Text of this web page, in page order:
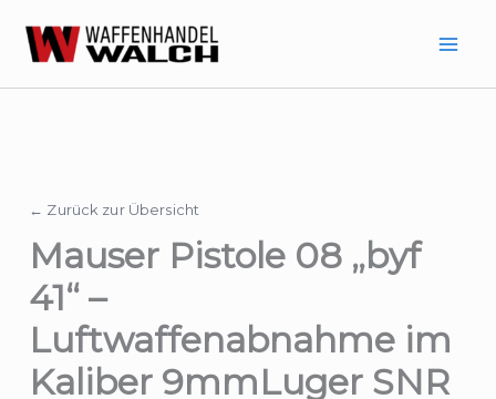
Inhalt
← Zurück zur Übersicht
Mauser Pistole 08 „byf
41“ –
Luftwaffenabnahme im
Kaliber 9mmLuger SNR